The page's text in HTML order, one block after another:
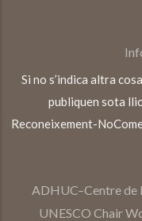
Si no s’indica altra
publiquen sota
Reconeixement-
ADHUC–Centre de
UNESCO Chair